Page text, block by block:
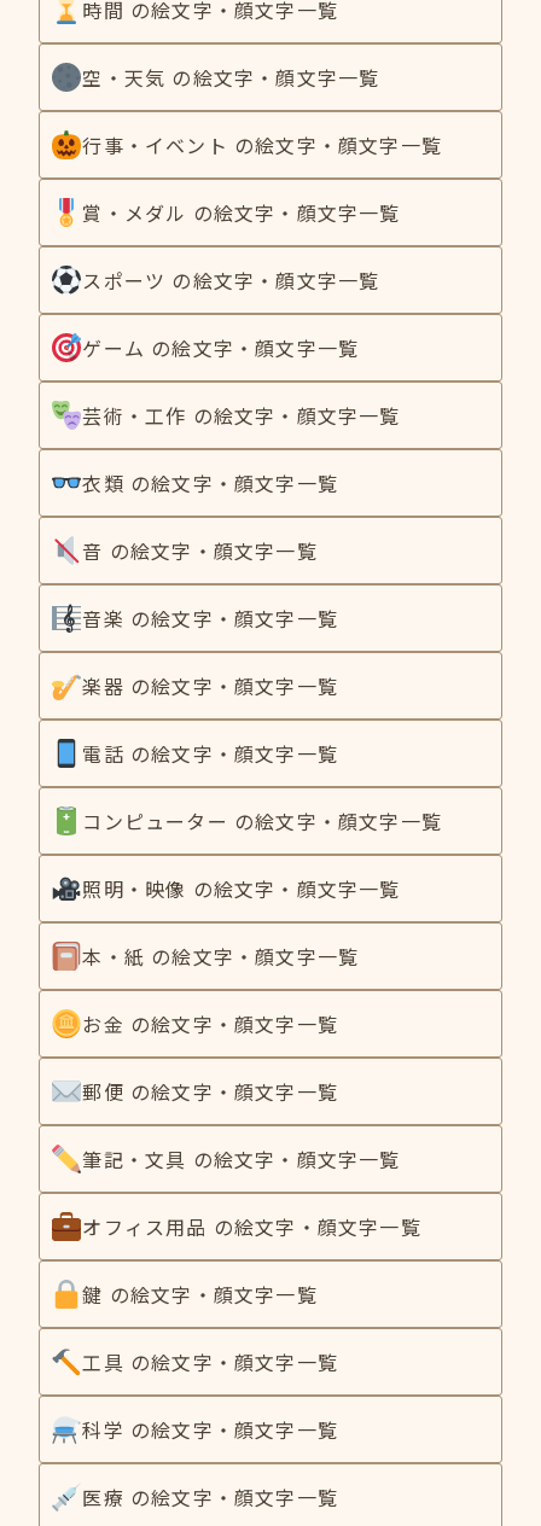
時間 の絵文字・顔文字一覧
空・天気 の絵文字・顔文字一覧
行事・イベント の絵文字・顔文字一覧
賞・メダル の絵文字・顔文字一覧
スポーツ の絵文字・顔文字一覧
ゲーム の絵文字・顔文字一覧
芸術・工作 の絵文字・顔文字一覧
衣類 の絵文字・顔文字一覧
音 の絵文字・顔文字一覧
音楽 の絵文字・顔文字一覧
楽器 の絵文字・顔文字一覧
電話 の絵文字・顔文字一覧
コンピューター の絵文字・顔文字一覧
照明・映像 の絵文字・顔文字一覧
本・紙 の絵文字・顔文字一覧
お金 の絵文字・顔文字一覧
郵便 の絵文字・顔文字一覧
筆記・文具 の絵文字・顔文字一覧
オフィス用品 の絵文字・顔文字一覧
鍵 の絵文字・顔文字一覧
工具 の絵文字・顔文字一覧
科学 の絵文字・顔文字一覧
医療 の絵文字・顔文字一覧